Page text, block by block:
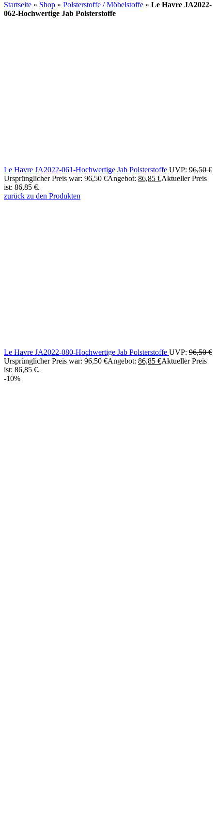
Startseite » Shop » Polsterstoffe / Möbelstoffe » Le Havre JA2022-
062-Hochwertige Jab Polsterstoffe
Le Havre JA2022-061-Hochwertige Jab Polsterstoffe UVP: 96,50€
Ursprünglicher Preis war: 96,50 €Angebot: 86,85 €Aktueller Preis
ist: 86,85 €.
zurück zu den Produkten
Le Havre JA2022-080-Hochwertige Jab Polsterstoffe UVP: 96,50€
Ursprünglicher Preis war: 96,50 €Angebot: 86,85 €Aktueller Preis
ist: 86,85 €.
-10%